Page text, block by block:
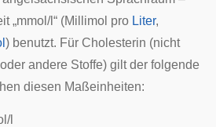
„mmol/l“ (Millimol pro Liter,
) benutzt. Für Cholesterin (nicht
andere Stoffe) gilt der folgende
diesen Maßeinheiten:
l